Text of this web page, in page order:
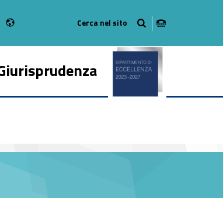
menu-primary-54506-62
Twitter
WebMan on LinkedIn